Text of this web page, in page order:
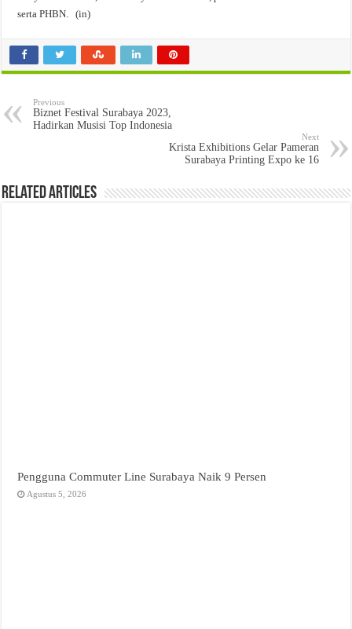
serta PHBN. (in)
Previous
Biznet Festival Surabaya 2023,
Hadirkan Musisi Top Indonesia
Next
Krista Exhibitions Gelar Pameran
Surabaya Printing Expo ke 16
Related Articles
Pengguna Commuter Line Surabaya Naik 9 Persen
Agustus 5, 2026